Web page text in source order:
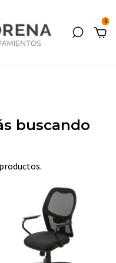
0
buscando